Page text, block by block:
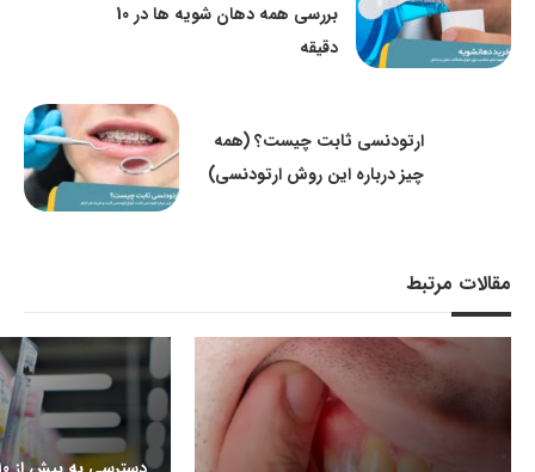
بررسی همه دهان شویه ها در 10
دقیقه
ارتودنسی ثابت چیست؟ (همه
چیز درباره این روش ارتودنسی)
مقالات مرتبط